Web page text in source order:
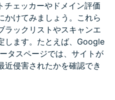
チェッカーやドメイン評価
かけてみましょう。これら
ラックリストやスキャンエ
します。たとえば、Google
タスページでは、サイトが
近侵害されたかを確認でき